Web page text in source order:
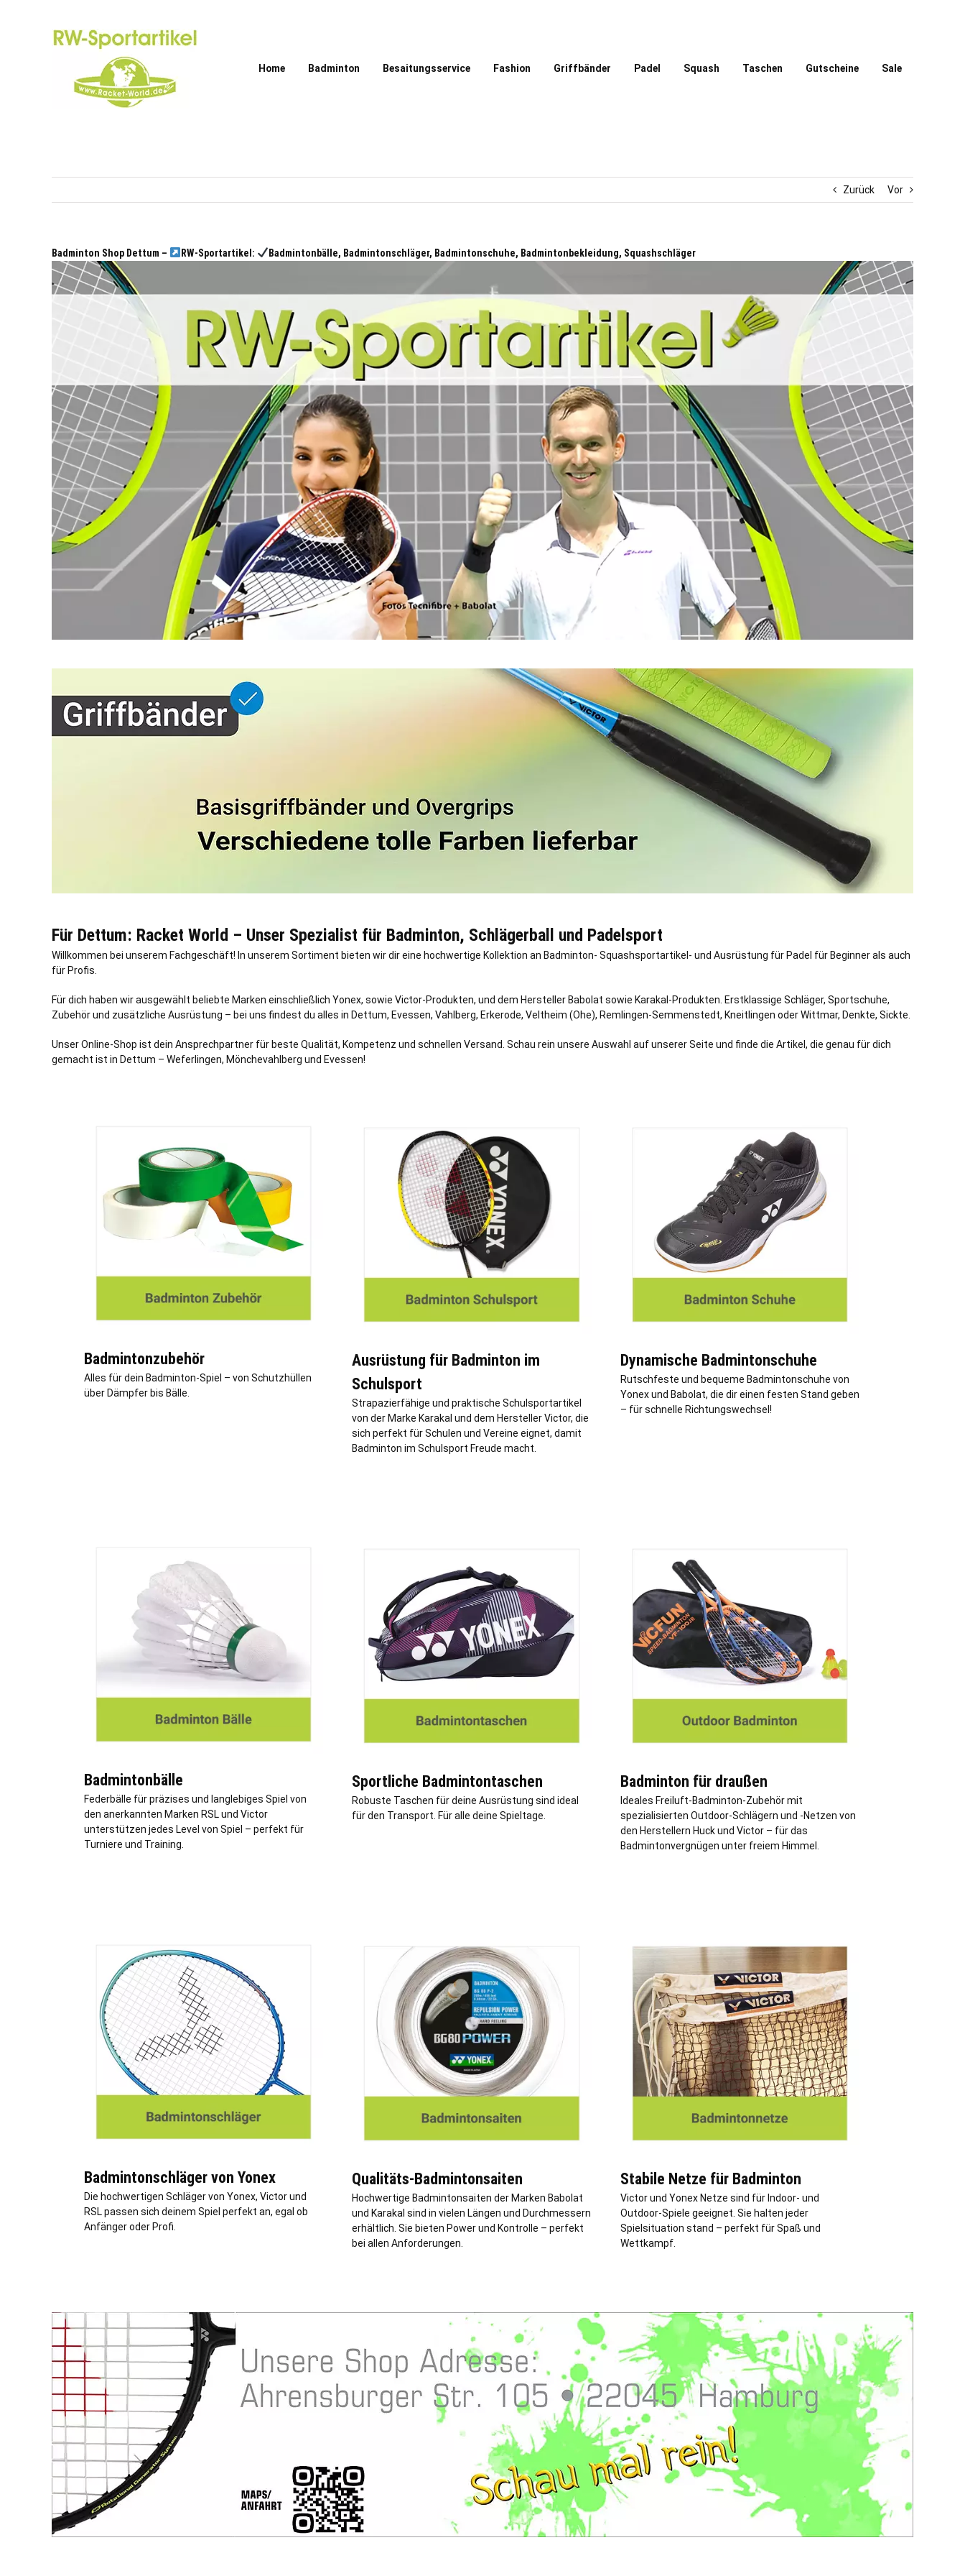
Home Badminton Besaitungsservice Fashion Griffbänder Padel Squash Taschen Gutscheine Sale
Zurück Vor
Badminton Shop Dettum – RW-Sportartikel: Badmintonbälle, Badmintonschläger, Badmintonschuhe, Badmintonbekleidung, Squashschläger
Für Dettum: Racket World – Unser Spezialist für Badminton, Schlägerball und Padelsport
Willkommen bei unserem Fachgeschäft! In unserem Sortiment bieten wir dir eine hochwertige Kollektion an Badminton- Squashsportartikel- und Ausrüstung für Padel für Beginner als auch
für Profis.
Für dich haben wir ausgewählt beliebte Marken einschließlich Yonex, sowie Victor-Produkten, und dem Hersteller Babolat sowie Karakal-Produkten. Erstklassige Schläger, Sportschuhe,
Zubehör und zusätzliche Ausrüstung – bei uns findest du alles in Dettum, Evessen, Vahlberg, Erkerode, Veltheim (Ohe), Remlingen-Semmenstedt, Kneitlingen oderWittmar, Denkte, Sickte
Unser Online-Shop ist dein Ansprechpartner für beste Qualität, Kompetenz und schnellen Versand. Schau rein unsere Auswahl auf unserer Seite und finde die Artikel, die genau für dich
gemacht ist in Dettum – Weferlingen, Mönchevahlberg und Evessen!
Badmintonzubehör
Alles für dein Badminton-Spiel – von Schutzhüllen
über Dämpfer bis Bälle.
Ausrüstung für Badminton im
Schulsport
Strapazierfähige und praktische Schulsportartikel
von der Marke Karakal und dem Hersteller Victor, die
sich perfekt für Schulen und Vereine eignet, damit
Badminton im Schulsport Freude macht.
Dynamische Badmintonschuhe
Rutschfeste und bequeme Badmintonschuhe von
Yonex und Babolat, die dir einen festen Stand geben
– für schnelle Richtungswechsel!
Badmintonbälle
Federbälle für präzises und langlebiges Spiel von
den anerkannten Marken RSL und Victor
unterstützen jedes Level von Spiel – perfekt für
Turniere und Training.
Sportliche Badmintontaschen
Robuste Taschen für deine Ausrüstung sind ideal
für den Transport. Für alle deine Spieltage.
Badminton für draußen
Ideales Freiluft-Badminton-Zubehör mit
spezialisierten Outdoor-Schlägern und -Netzen von
den Herstellern Huck und Victor – für das
Badmintonvergnügen unter freiem Himmel.
Badmintonschläger von Yonex
Die hochwertigen Schläger von Yonex, Victor und
RSL passen sich deinem Spiel perfekt an, egal ob
Anfänger oder Profi.
Qualitäts-Badmintonsaiten
Hochwertige Badmintonsaiten der Marken Babolat
und Karakal sind in vielen Längen und Durchmessern
erhältlich. Sie bieten Power und Kontrolle – perfekt
bei allen Anforderungen.
Stabile Netze für Badminton
Victor und Yonex Netze sind für Indoor- und
Outdoor-Spiele geeignet. Sie halten jeder
Spielsituation stand – perfekt für Spaß und
Wettkampf.